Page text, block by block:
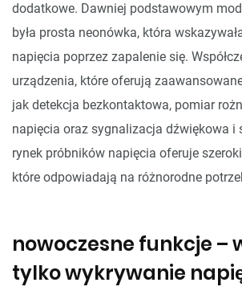
dodatkowe. Dawniej podstawowym
była prosta neonówka, która
napięcia poprzez zapalenie się.
urządzenia, które oferują
jak detekcja bezkontaktowa, pomiar
napięcia oraz sygnalizacja dźwiękowa i
rynek próbników napięcia oferuje
które odpowiadają na różnorodne
nowoczesne funkcje –
tylko wykrywanie